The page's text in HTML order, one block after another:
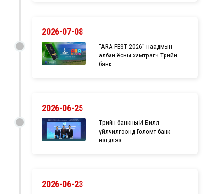
2026-07-08
“ARA FEST 2026” наадмын
албан ёсны хамтрагч Төрийн
банк
2026-06-25
Төрийн банкны И-Билл
үйлчилгээнд Голомт банк
нэгдлээ
2026-06-23